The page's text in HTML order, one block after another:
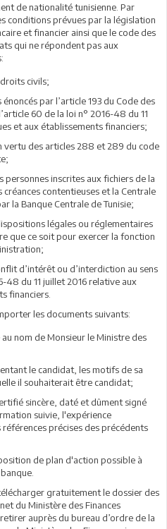
de nationalité tunisienne. Par
conditions prévues par la législation
et financier ainsi que le code des
qui ne répondent pas aux
civils;
par l’article 193 du Code des
60 de la loi n° 2016-48 du 11
et aux établissements financiers;
vertu des articles 288 et 289 du code
personnes inscrites aux fichiers de la
contentieuses et la Centrale
la Banque Centrale de Tunisie;
légales ou réglementaires
que ce soit pour exercer la fonction
d’intérêt ou d’interdiction au sens
48 du 11 juillet 2016 relative aux
financiers.
les documents suivants:
nom de Monsieur le Ministre des
le candidat, les motifs de sa
il souhaiterait être candidat;
sincère, daté et dûment signé
suivie, l'expérience
précises des précédents
de plan d'action possible à
gratuitement le dossier des
du Ministère des Finances
auprès du bureau d’ordre de la